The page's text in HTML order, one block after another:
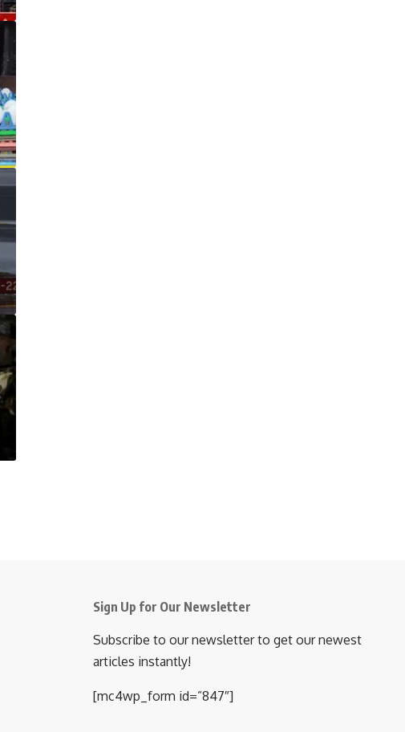
Sign Up for Our Newsletter
Subscribe to our newsletter to get our newest
articles instantly!
[mc4wp_form id=”847″]